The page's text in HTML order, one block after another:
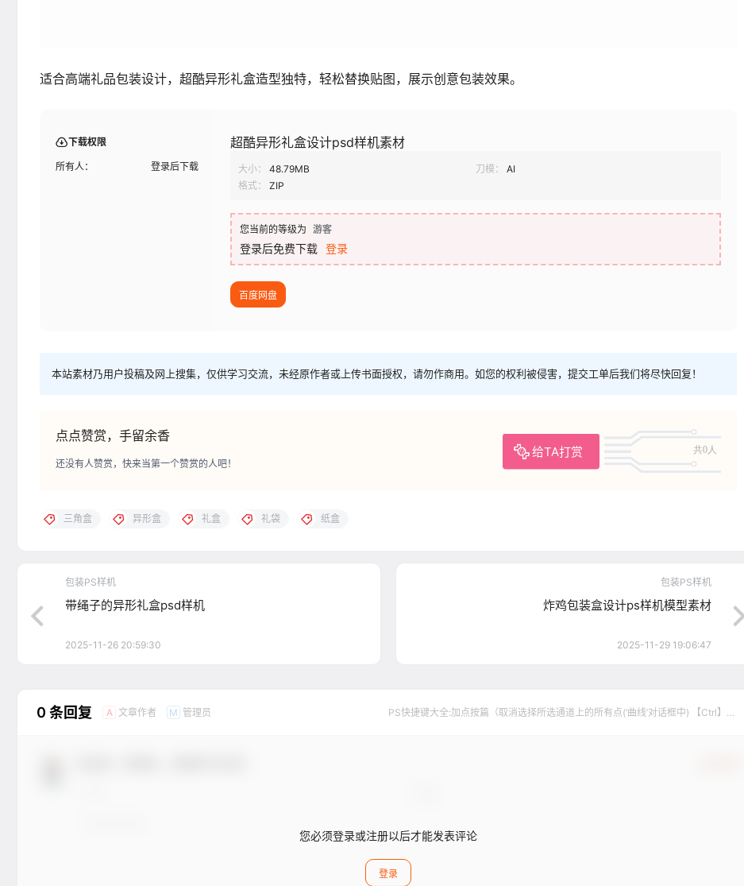
适合高端礼品包装设计，超酷异形礼盒造型独特，轻松替换贴图，展示创意包装效果。
下载权限
所有人： 登录后下载
超酷异形礼盒设计psd样机素材
大小： 48.79MB 刀模：
AI
格式：
ZIP
您当前的等级为 游客
登录后免费下载 登录
百度网盘
本站素材乃用户投稿及网上搜集，仅供学习交流，未经原作者或上传书面授权，请勿作商用。如您的权利被侵害，提交工单后我们将尽快回复！
点点赞赏，手留余香
给TA打赏 共0人
还没有人赞赏，快来当第一个赞赏的人吧！
三角盒 异形盒 礼盒 礼袋 纸盒
包装PS样机
带绳子的异形礼盒psd样机
2025-11-26 20:59:30
包装PS样机
炸鸡包装盒设计ps样机模型素材
2025-11-29 19:06:47
0 条回复 A 文章作者 M 管理员
PS快捷键大全:加点按篇（取消选择所选通道上的所有点(‘曲线’对话框中) 【Ctrl】+
您必须登录或注册以后才能发表评论
登录